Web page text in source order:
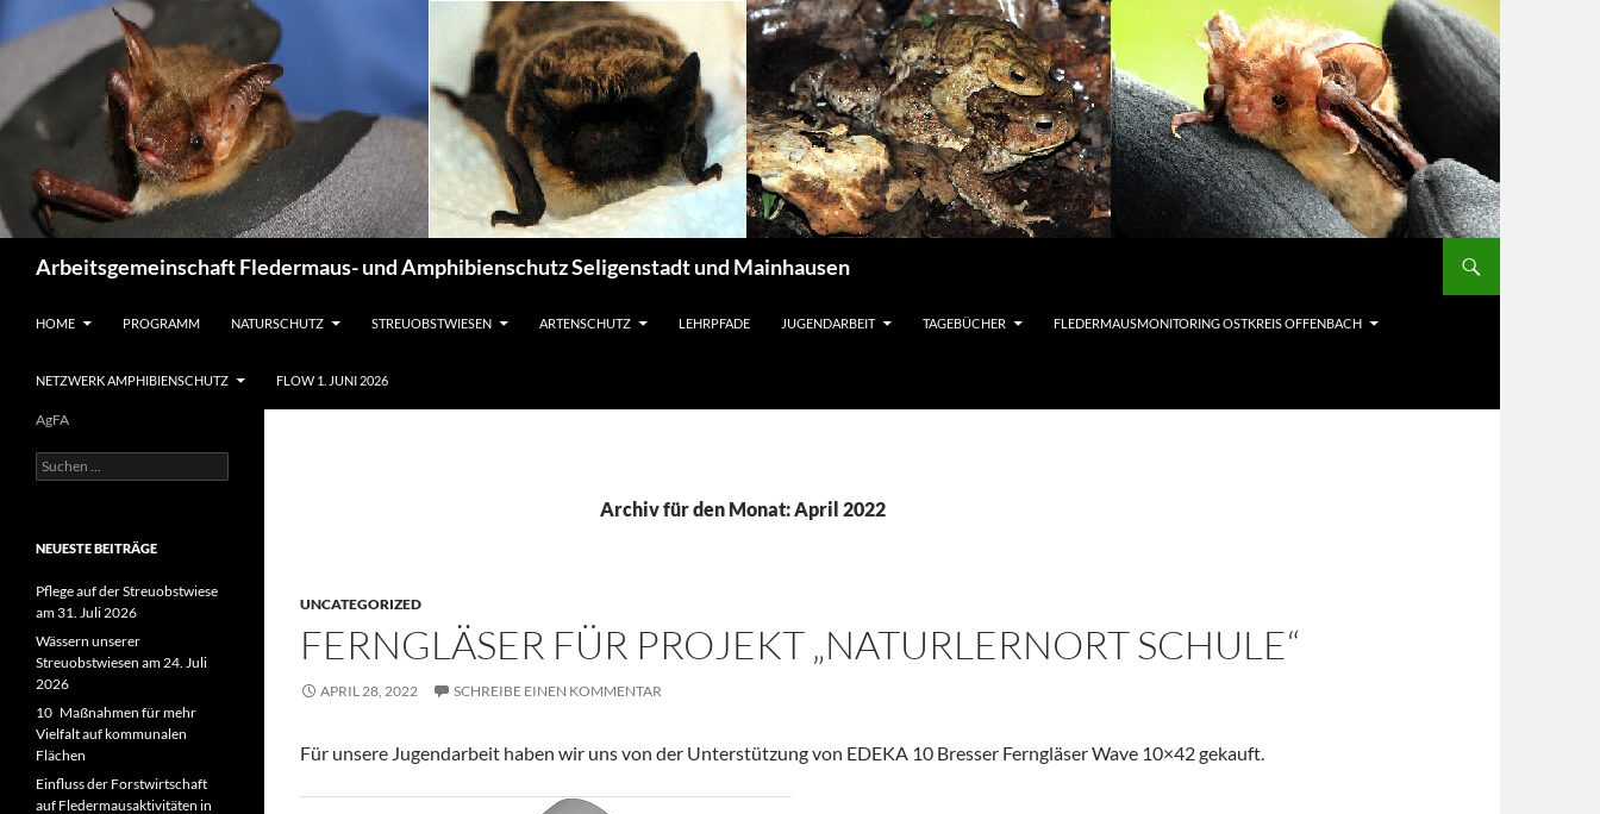
Arbeitsgemeinschaft Fledermaus- und Amphibienschutz Seligenstadt und Mainhausen
HOME
PROGRAMM NATURSCHUTZ STREUOBSTWIESEN ARTENSCHUTZ LEHRPFADE JUGENDARBEIT TAGEBÜCHER FLEDERMAUSMONITORING OSTKREIS OFFENBACH
NETZWERK AMPHIBIENSCHUTZ FLOW 1. JUNI 2026
Archiv für den Monat: April 2022
UNCATEGORIZED
FERNGLÄSER FÜR PROJEKT „NATURLERNORT SCHULE“
APRIL 28, 2022 SCHREIBE EINEN KOMMENTAR
Für unsere Jugendarbeit haben wir uns von der Unterstützung von EDEKA 10 Bresser Ferngläser Wave 10×42 gekauft.
AgFA
Suchen
nach:
NEUESTE BEITRÄGE
Pflege auf der Streuobstwiese
am 31. Juli 2026
Wässern unserer
Streuobstwiesen am 24. Juli
2026
10 Maßnahmen für mehr
Vielfalt auf kommunalen
Flächen
Einfluss der Forstwirtschaft
auf Fledermausaktivitäten in